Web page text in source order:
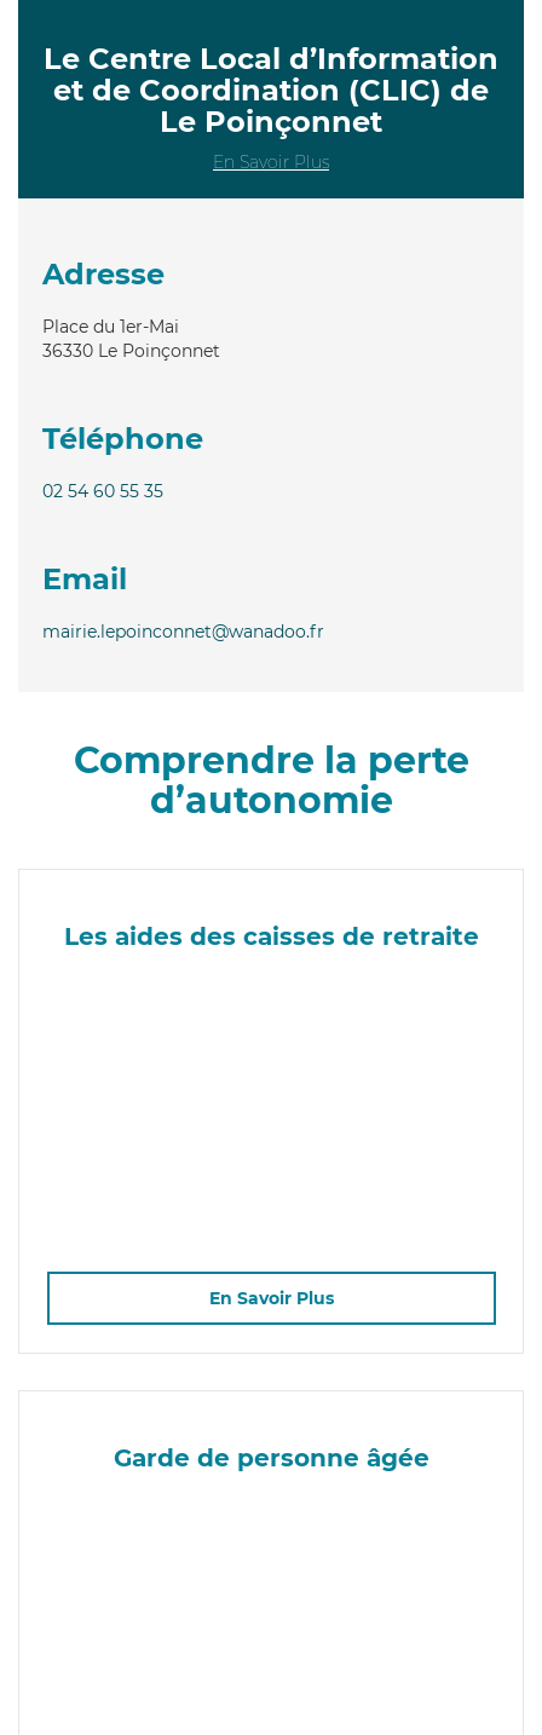
Le Centre Local d’Information
et de Coordination (CLIC) de
Le Poinçonnet
En Savoir Plus
Adresse
Place du 1er-Mai
36330 Le Poinçonnet
Téléphone
02 54 60 55 35
Email
mairie.lepoinconnet@wanadoo.fr
Comprendre la perte
d’autonomie
Les aides des caisses de retraite
En Savoir Plus
Garde de personne âgée